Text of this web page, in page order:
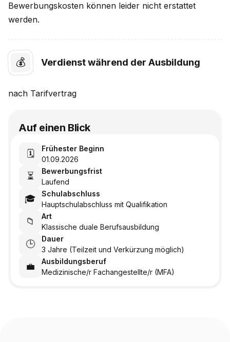
Bewerbungskosten können leider nicht erstattet
werden.
💰 Verdienst während der Ausbildung
nach Tarifvertrag
Auf einen Blick
🗓️
Frühester Beginn
01.09.2026
⏳
Bewerbungsfrist
Laufend
🎓
Schulabschluss
Hauptschulabschluss mit Qualifikation
📁
Art
Klassische duale Berufsausbildung
🕒
Dauer
3 Jahre (Teilzeit und Verkürzung möglich)
💼
Ausbildungsberuf
Medizinische/r Fachangestellte/r (MFA)